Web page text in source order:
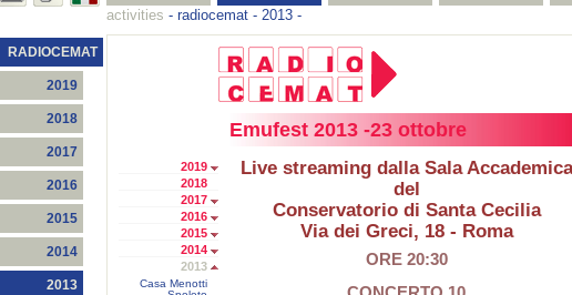
activities - radiocemat - 2013 -
RADIOCEMAT
2019
2018
2017
2016
2015
2014
2013
2019
2018
2017
2016
2015
2014
2013
Casa Menotti
Emufest 2013 -23 ottobre
Live streaming dalla Sala Accademica
del
Conservatorio di Santa Cecilia
Via dei Greci, 18 - Roma
ORE 20:30